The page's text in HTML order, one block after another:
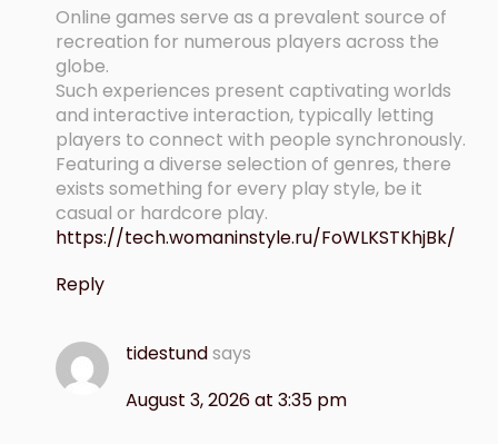
Online games serve as a prevalent source of
recreation for numerous players across the
globe.
Such experiences present captivating worlds
and interactive interaction, typically letting
players to connect with people synchronously.
Featuring a diverse selection of genres, there
exists something for every play style, be it
casual or hardcore play.
https://tech.womaninstyle.ru/FoWLKSTKhjBk/
Reply
tidestundsays
August 3, 2026 at 3:35 pm